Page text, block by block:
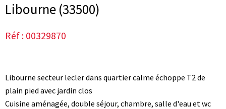
Libourne (33500)
Réf : 00329870
Libourne secteur lecler dans quartier calme échoppe T2 de
plain pied avec jardin clos
Cuisine aménagée, double séjour, chambre, salle d'eau et wc